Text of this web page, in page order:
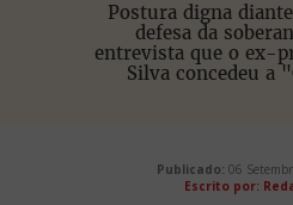
Postura digna
defesa da
entrevista que o ex-
Silva concedeu a
Publicado: 06
Escrito por: